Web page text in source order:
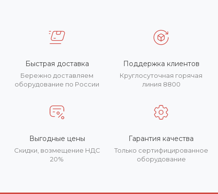
Быстрая доставка
Бережно доставляем
оборудование по России
Поддержка клиентов
Круглосуточная горячая
линия 8800
Выгодные цены
Скидки, возмещение НДС
20%
Гарантия качества
Только сертифицированное
оборудование